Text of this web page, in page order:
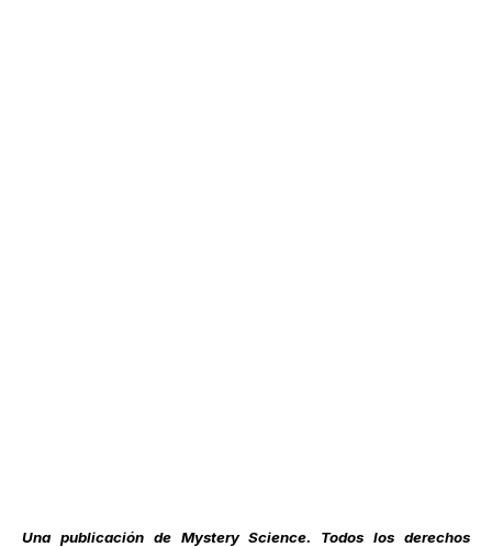
Una publicación de Mystery Science. Todos los derechos